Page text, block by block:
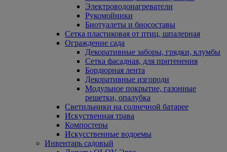
Электроводонагреватели
Рукомойники
Биотуалеты и биосоставы
Сетка пластиковая от птиц, шпалерная
Ограждение сада
Декоративные заборы, грядки, клумбы
Сетка фасадная, для притенения
Бордюрная лента
Декоративные изгороди
Модульное покрытие, газонные
решетки, опалубка
Светильники на солнечной батарее
Искуственная трава
Компостеры
Искусственные водоемы
Инвентарь садовый